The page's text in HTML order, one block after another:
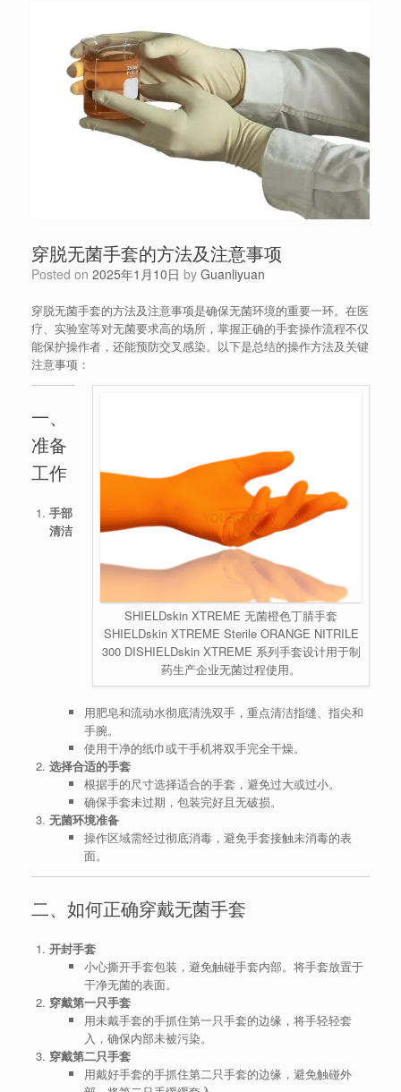
穿脱无菌手套的方法及注意事项
Posted on 2025年1月10日 by Guanliyuan
穿脱无菌手套的方法及注意事项是确保无菌环境的重要一环。在医
疗、实验室等对无菌要求高的场所，掌握正确的手套操作流程不仅
能保护操作者，还能预防交叉感染。以下是总结的操作方法及关键
注意事项：
SHIELDskin XTREME 无菌橙色丁腈手套
SHIELDskin XTREME Sterile ORANGE NITRILE
300 DISHIELDskin XTREME 系列手套设计用于制
药生产企业无菌过程使用。
一、
准备
工作
手部
清洁
用肥皂和流动水彻底清洗双手，重点清洁指缝、指尖和
手腕。
使用干净的纸巾或干手机将双手完全干燥。
选择合适的手套
根据手的尺寸选择适合的手套，避免过大或过小。
确保手套未过期，包装完好且无破损。
无菌环境准备
操作区域需经过彻底消毒，避免手套接触未消毒的表
面。
二、如何正确穿戴无菌手套
开封手套
小心撕开手套包装，避免触碰手套内部。将手套放置于
干净无菌的表面。
穿戴第一只手套
用未戴手套的手抓住第一只手套的边缘，将手轻轻套
入，确保内部未被污染。
穿戴第二只手套
用戴好手套的手抓住第二只手套的边缘，避免触碰外